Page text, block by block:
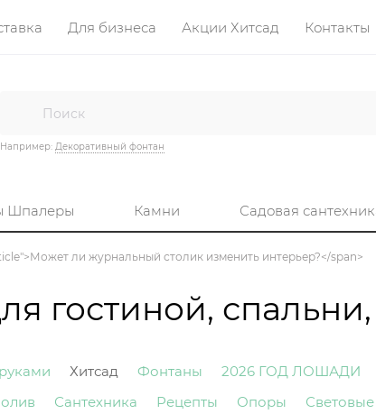
Для бизнеса Акции Хитсад Контакты
Например: Декоративный фонтан
Шпалеры Камни Садовая
ли журнальный столик изменить интерьер?</span>
гостиной,
Хитсад Фонтаны 2026 ГОД ЛОШАДИ
Сантехника Рецепты Опоры